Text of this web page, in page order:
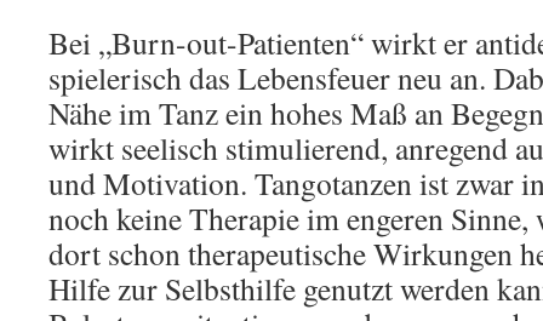
Bei „Burn-out-Patienten“ wirkt er
spielerisch das Lebensfeuer neu an.
Nähe im Tanz ein hohes Maß an
wirkt seelisch stimulierend, anregend
und Motivation. Tangotanzen ist zwar
noch keine Therapie im engeren Sinne,
dort schon therapeutische Wirkungen
Hilfe zur Selbsthilfe genutzt werden